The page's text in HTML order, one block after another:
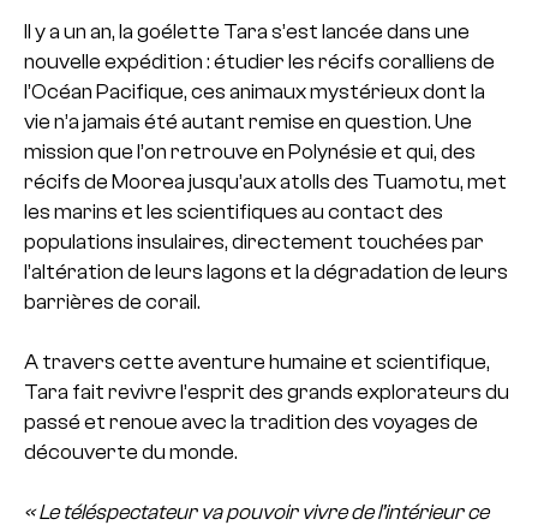
Il y a un an, la goélette Tara s’est lancée dans une
nouvelle expédition : étudier les récifs coralliens de
l’Océan Pacifique, ces animaux mystérieux dont la
vie n’a jamais été autant remise en question. Une
mission que l’on retrouve en Polynésie et qui, des
récifs de Moorea jusqu’aux atolls des Tuamotu, met
les marins et les scientifiques au contact des
populations insulaires, directement touchées par
l’altération de leurs lagons et la dégradation de leurs
barrières de corail.
A travers cette aventure humaine et scientifique,
Tara fait revivre l’esprit des grands explorateurs du
passé et renoue avec la tradition des voyages de
découverte du monde.
« Le téléspectateur va pouvoir vivre de l’intérieur ce